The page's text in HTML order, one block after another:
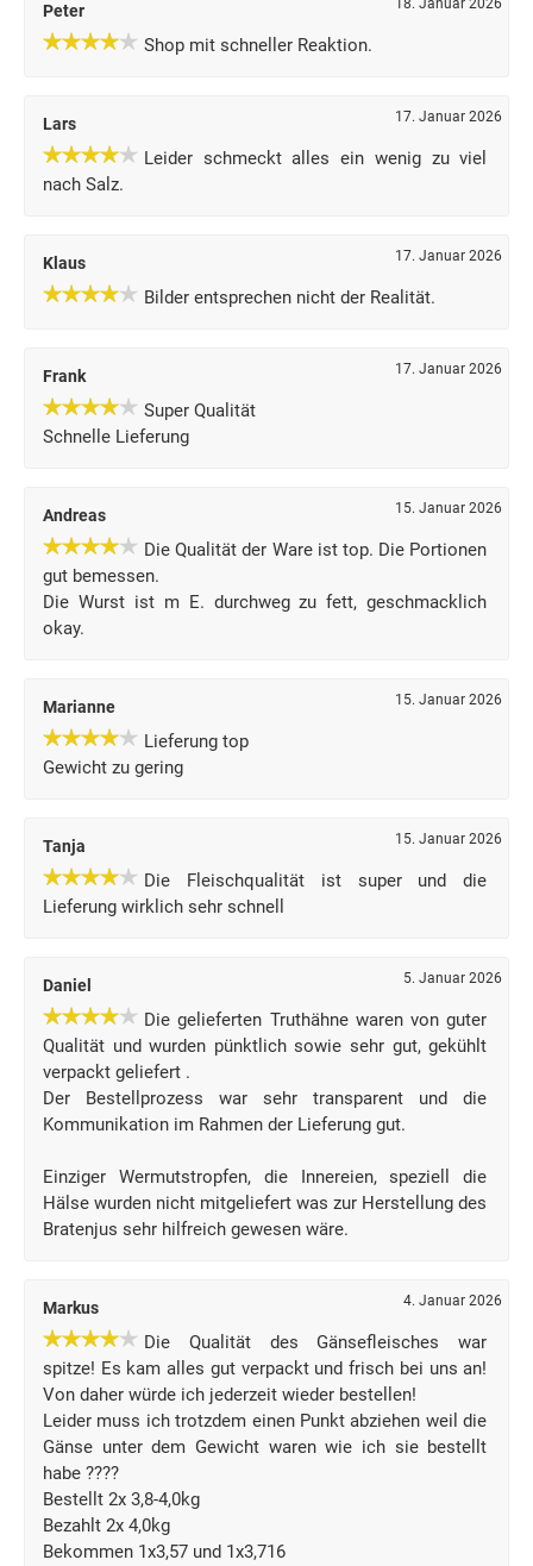
Peter 18. Januar 2026
Shop mit schneller Reaktion.
Lars 17. Januar 2026
Leider schmeckt alles ein wenig zu viel
nach Salz.
Klaus 17. Januar 2026
Bilder entsprechen nicht der Realität.
Frank 17. Januar 2026
Super Qualität
Schnelle Lieferung
Andreas 15. Januar 2026
Die Qualität der Ware ist top. Die Portionen
gut bemessen.
Die Wurst ist m E. durchweg zu fett, geschmacklich
okay.
Marianne 15. Januar 2026
Lieferung top
Gewicht zu gering
Tanja 15. Januar 2026
Die Fleischqualität ist super und die
Lieferung wirklich sehr schnell
Daniel 5. Januar 2026
Die gelieferten Truthähne waren von guter
Qualität und wurden pünktlich sowie sehr gut, gekühlt
verpackt geliefert .
Der Bestellprozess war sehr transparent und die
Kommunikation im Rahmen der Lieferung gut.
Einziger Wermutstropfen, die Innereien, speziell die
Hälse wurden nicht mitgeliefert was zur Herstellung des
Bratenjus sehr hilfreich gewesen wäre.
Markus 4. Januar 2026
Die Qualität des Gänsefleisches war
spitze! Es kam alles gut verpackt und frisch bei uns an!
Von daher würde ich jederzeit wieder bestellen!
Leider muss ich trotzdem einen Punkt abziehen weil die
Gänse unter dem Gewicht waren wie ich sie bestellt
habe ????
Bestellt 2x 3,8-4,0kg
Bezahlt 2x 4,0kg
Bekommen 1x3,57 und 1x3,716